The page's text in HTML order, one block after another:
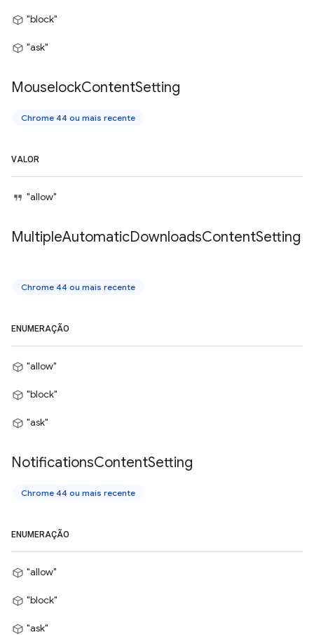
"block"
"ask"
MouselockContentSetting
Chrome 44 ou mais recente
VALOR
"allow"
MultipleAutomaticDownloadsContentSetting
Chrome 44 ou mais recente
ENUMERAÇÃO
"allow"
"block"
"ask"
NotificationsContentSetting
Chrome 44 ou mais recente
ENUMERAÇÃO
"allow"
"block"
"ask"